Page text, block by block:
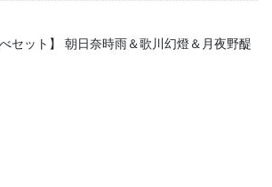
セット】 朝日奈時雨＆歌川幻燈＆月夜野醍